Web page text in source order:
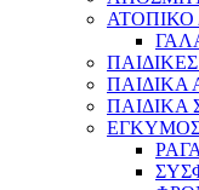
ΑΤΟΠΙΚΟ
ΠΑΙΔΙΚΑ